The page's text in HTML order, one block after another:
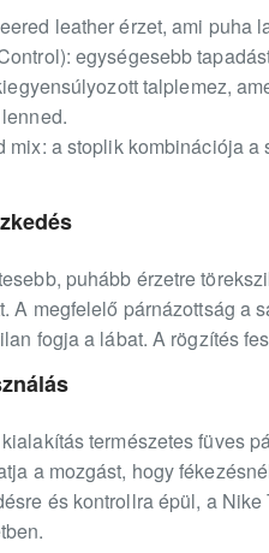
leather érzet, ami puha
egységesebb
talplemez,
mix: a stoplik kombinációja
puhább érzetre
A megfelelő párnázottság a
fogja a lábat. A rögzítés
természetes füves
a mozgást, hogy
és kontrollra épül, a